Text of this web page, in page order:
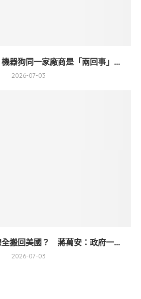
器狗同一家廠商是「兩回事」...
2026-07-03
搬回美國？ 蔣萬安：政府一...
2026-07-03